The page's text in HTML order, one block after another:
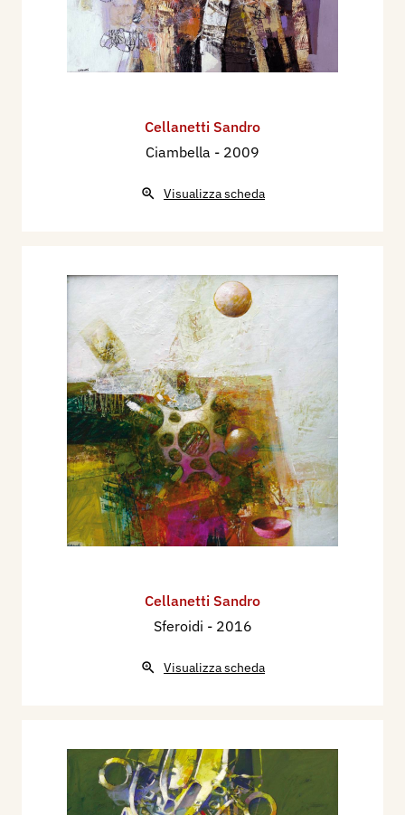
Cellanetti Sandro
Ciambella - 2009
Visualizza scheda
Cellanetti Sandro
Sferoidi - 2016
Visualizza scheda